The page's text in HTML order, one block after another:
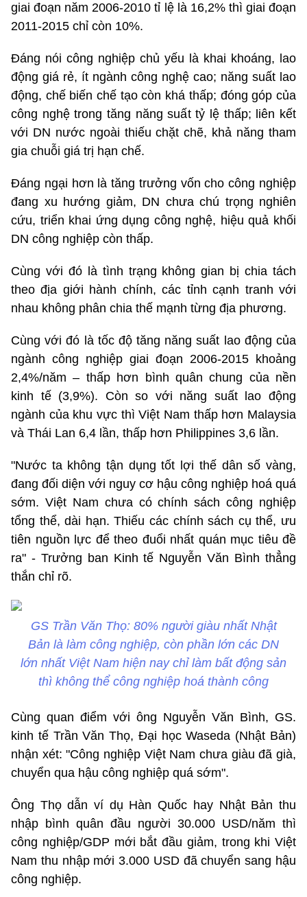
giai đoạn năm 2006-2010 tỉ lệ là 16,2% thì giai đoạn
2011-2015 chỉ còn 10%.
Đáng nói công nghiệp chủ yếu là khai khoáng, lao
động giá rẻ, ít ngành công nghệ cao; năng suất lao
động, chế biến chế tạo còn khá thấp; đóng góp của
công nghệ trong tăng năng suất tỷ lệ thấp; liên kết
với DN nước ngoài thiếu chặt chẽ, khả năng tham
gia chuỗi giá trị hạn chế.
Đáng ngại hơn là tăng trưởng vốn cho công nghiệp
đang xu hướng giảm, DN chưa chú trọng nghiên
cứu, triển khai ứng dụng công nghệ, hiệu quả khối
DN công nghiệp còn thấp.
Cùng với đó là tình trạng không gian bị chia tách
theo địa giới hành chính, các tỉnh cạnh tranh với
nhau không phân chia thế mạnh từng địa phương.
Cùng với đó là tốc độ tăng năng suất lao động của
ngành công nghiệp giai đoạn 2006-2015 khoảng
2,4%/năm – thấp hơn bình quân chung của nền
kinh tế (3,9%). Còn so với năng suất lao động
ngành của khu vực thì Việt Nam thấp hơn Malaysia
và Thái Lan 6,4 lần, thấp hơn Philippines 3,6 lần.
"Nước ta không tận dụng tốt lợi thế dân số vàng,
đang đối diện với nguy cơ hậu công nghiệp hoá quá
sớm. Việt Nam chưa có chính sách công nghiệp
tổng thể, dài hạn. Thiếu các chính sách cụ thể, ưu
tiên nguồn lực để theo đuổi nhất quán mục tiêu đề
ra" - Trưởng ban Kinh tế Nguyễn Văn Bình thẳng
thắn chỉ rõ.
GS Trần Văn Thọ: 80% người giàu nhất Nhật
Bản là làm công nghiệp, còn phần lớn các DN
lớn nhất Việt Nam hiện nay chỉ làm bất động sản
thì không thể công nghiệp hoá thành công
Cùng quan điểm với ông Nguyễn Văn Bình, GS.
kinh tế Trần Văn Thọ, Đại học Waseda (Nhật Bản)
nhận xét: "Công nghiệp Việt Nam chưa giàu đã già,
chuyển qua hậu công nghiệp quá sớm".
Ông Thọ dẫn ví dụ Hàn Quốc hay Nhật Bản thu
nhập bình quân đầu người 30.000 USD/năm thì
công nghiệp/GDP mới bắt đầu giảm, trong khi Việt
Nam thu nhập mới 3.000 USD đã chuyển sang hậu
công nghiệp.